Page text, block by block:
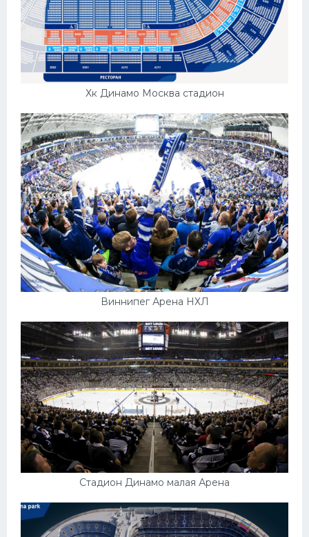
Хк Динамо Москва стадион
Виннипег Арена НХЛ
Стадион Динамо малая Арена